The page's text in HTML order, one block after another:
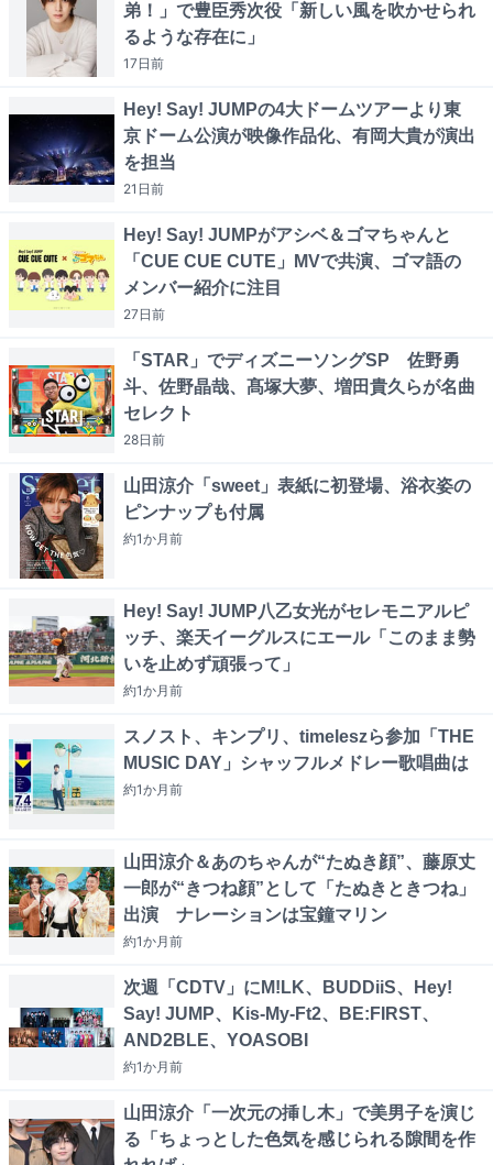
弟！」で豊臣秀次役「新しい風を吹かせられ
るような存在に」
17日前
Hey! Say! JUMPの4大ドームツアーより東
京ドーム公演が映像作品化、有岡大貴が演出
を担当
21日前
Hey! Say! JUMPがアシベ＆ゴマちゃんと
「CUE CUE CUTE」MVで共演、ゴマ語の
メンバー紹介に注目
27日前
「STAR」でディズニーソングSP 佐野勇
斗、佐野晶哉、髙塚大夢、増田貴久らが名曲
セレクト
28日前
山田涼介「sweet」表紙に初登場、浴衣姿の
ピンナップも付属
約1か月前
Hey! Say! JUMP八乙女光がセレモニアルピ
ッチ、楽天イーグルスにエール「このまま勢
いを止めず頑張って」
約1か月前
スノスト、キンプリ、timeleszら参加「THE
MUSIC DAY」シャッフルメドレー歌唱曲は
約1か月前
山田涼介＆あのちゃんが“たぬき顔”、藤原丈
一郎が“きつね顔”として「たぬきときつね」
出演 ナレーションは宝鐘マリン
約1か月前
次週「CDTV」にM!LK、BUDDiiS、Hey!
Say! JUMP、Kis-My-Ft2、BE:FIRST、
AND2BLE、YOASOBI
約1か月前
山田涼介「一次元の挿し木」で美男子を演じ
る「ちょっとした色気を感じられる隙間を作